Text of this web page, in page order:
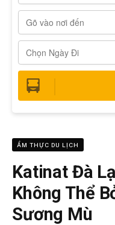
ẨM THỰC DU LỊCH
Katinat Đà
Không Thể
Sương Mù